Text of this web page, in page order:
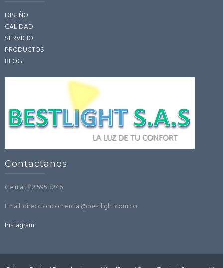
DISEÑO
CALIDAD
SERVICIO
PRODUCTOS
BLOG
Contactanos
Celular 312 595 3246
Email. direccioncomercial@bestlight.com.co
Instagram